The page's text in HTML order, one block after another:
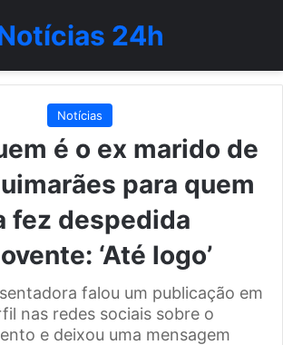
24h
Notícias
é o ex marido de
para quem
fez despedida
‘Até logo’
falou um publicação em
nas redes sociais sobre o
e deixou uma mensagem